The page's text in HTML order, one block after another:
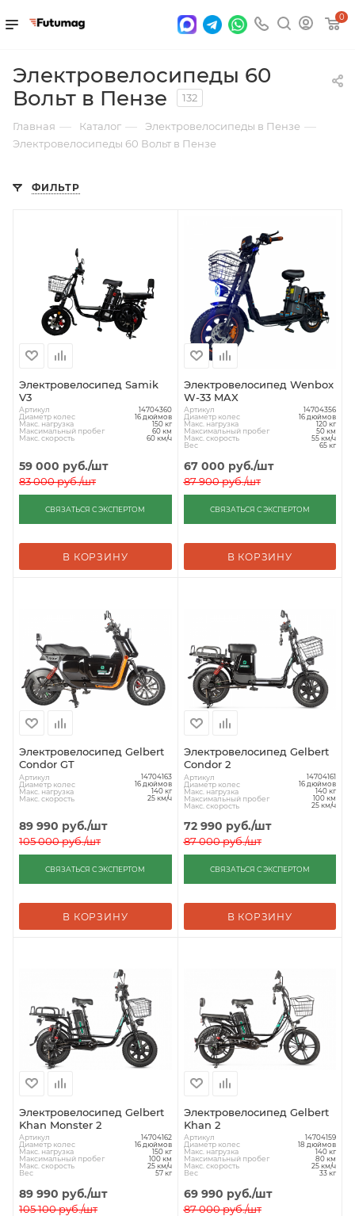
0
Электровелосипеды 60
Вольт в Пензе
132
Главная — Каталог — Электровелосипеды в Пензе —
Электровелосипеды 60 Вольт в Пензе
ФИЛЬТР
Электровелосипед Samik
V3
Артикул 14704360
Диаметр колес 16 дюймов
Макс. нагрузка 150 кг
Максимальный пробег 60 км
Макс. скорость 60 км/ч
59 000 руб./шт
83 000руб./шт
СВЯЗАТЬСЯ С ЭКСПЕРТОМ
В КОРЗИНУ
Электровелосипед Wenbox
W-33 MAX
Артикул 14704356
Диаметр колес 16 дюймов
Макс. нагрузка 120 кг
Максимальный пробег 50 км
Макс. скорость 55 км/ч
Вес 65 кг
67 000 руб./шт
87 900руб./шт
СВЯЗАТЬСЯ С ЭКСПЕРТОМ
В КОРЗИНУ
Электровелосипед Gelbert
Condor GT
Артикул 14704163
Диаметр колес 16 дюймов
Макс. нагрузка 140 кг
Макс. скорость 25 км/ч
89 990 руб./шт
105 000руб./шт
СВЯЗАТЬСЯ С ЭКСПЕРТОМ
В КОРЗИНУ
Электровелосипед Gelbert
Condor 2
Артикул 14704161
Диаметр колес 16 дюймов
Макс. нагрузка 140 кг
Максимальный пробег 100 км
Макс. скорость 25 км/ч
72 990 руб./шт
87 000руб./шт
СВЯЗАТЬСЯ С ЭКСПЕРТОМ
В КОРЗИНУ
Электровелосипед Gelbert
Khan Monster 2
Артикул 14704162
Диаметр колес 16 дюймов
Макс. нагрузка 150 кг
Максимальный пробег 100 км
Макс. скорость 25 км/ч
Вес 57 кг
89 990 руб./шт
105 100руб./шт
Электровелосипед Gelbert
Khan 2
Артикул 14704159
Диаметр колес 18 дюймов
Макс. нагрузка 140 кг
Максимальный пробег 80 км
Макс. скорость 25 км/ч
Вес 33 кг
69 990 руб./шт
87 000руб./шт